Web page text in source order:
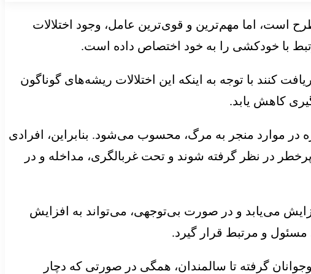
اما مهم‌ترین و قوی‌ترین عامل، وجود اختلالات
با خودکشی را به خود اختصاص داده است.
کنند با توجه به اینکه این اختلالات ریشه‌های گوناگون
کاهش یابد.
در موارد منجر به مرگ، محسوب می‌شود. بنابراین، افرادی
در نظر گرفته شوند و تحت غربالگری، مداخله و در
می‌یابد و در صورت بی‌توجهی، می‌تواند به افزایش
مسئول و مرتبط قرار گیرد.
گرفته تا سالمندان، همگی در صورتی که دچار